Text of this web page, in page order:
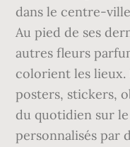
dans le centre-
Au pied de ses
autres fleurs
colorient les lieux.
posters, stickers,
du quotidien sur
personnalisés par